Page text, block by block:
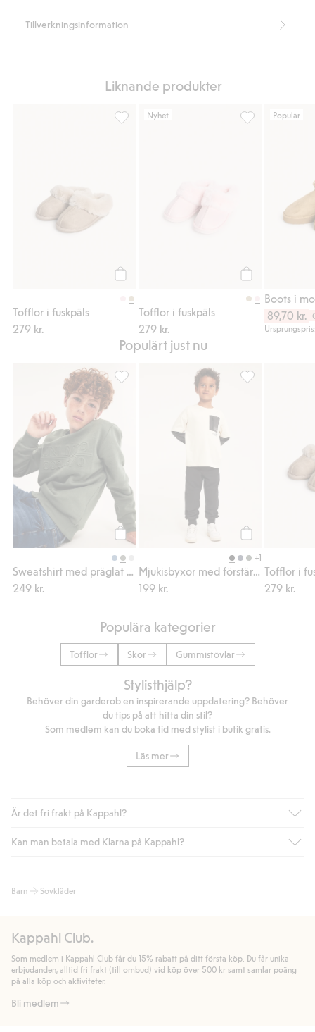
Tillverkningsinformation
Liknande produkter
Tofflor i fuskpäls
279 kr.
Nyhet
Tofflor i fuskpäls
279 kr.
Populär
Boots i
89,70 kr.
Populärt just nu
Köp
249 kr.
Sweatshirt med präglat texttryck, Lägg
+1
199 kr.
Tofflor i
279 kr.
Populära kategorier
Tofflor Skor Gummistövlar
Stylisthjälp?
Behöver din garderob en inspirerande uppdatering? Behöver
du tips på att hitta din stil?
Som medlem kan du boka tid med stylist i butik gratis.
Läs mer
Är det fri frakt på Kappahl?
Är du medlem i Kappahl Club har du alltid gratis frakt till butik
automatik efter du loggat in och identifierats som medlem.
handlar för.
Läs mer
Kan man betala med Klarna på Kappahl?
bland annat faktura och swish men även andra betalningssätt.
allmänna villkor.
Läs mer
Barn Sovkläder
Kappahl Club.
Som medlem i Kappahl Club får du 15% rabatt på ditt första köp. Du får unika
erbjudanden, alltid fri frakt (till ombud) vid köp över 500 kr samt samlar poäng
på alla köp och aktiviteter.
Bli medlem